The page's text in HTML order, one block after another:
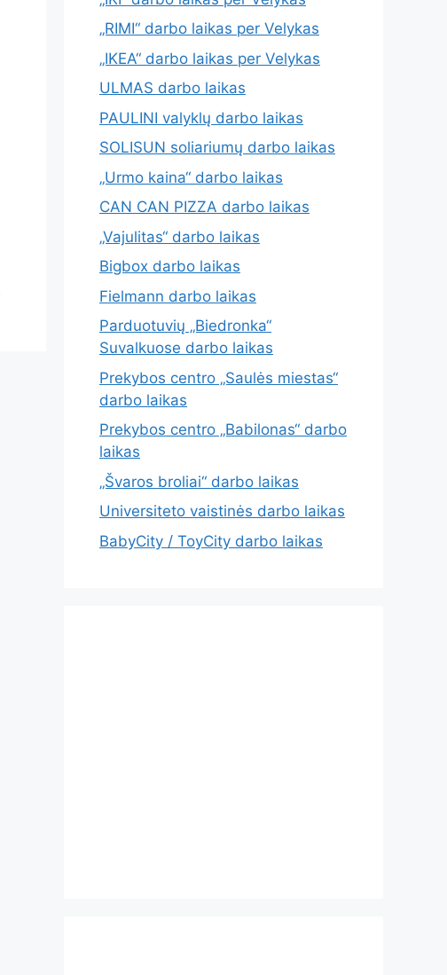
„RIMI“ darbo laikas per Velykas
„IKEA“ darbo laikas per Velykas
ULMAS darbo laikas
PAULINI valyklų darbo laikas
SOLISUN soliariumų darbo laikas
„Urmo kaina“ darbo laikas
CAN CAN PIZZA darbo laikas
„Vajulitas“ darbo laikas
Bigbox darbo laikas
Fielmann darbo laikas
Parduotuvių „Biedronka“
Suvalkuose darbo laikas
Prekybos centro „Saulės miestas“
darbo laikas
Prekybos centro „Babilonas“ darbo
laikas
„Švaros broliai“ darbo laikas
Universiteto vaistinės darbo laikas
BabyCity / ToyCity darbo laikas